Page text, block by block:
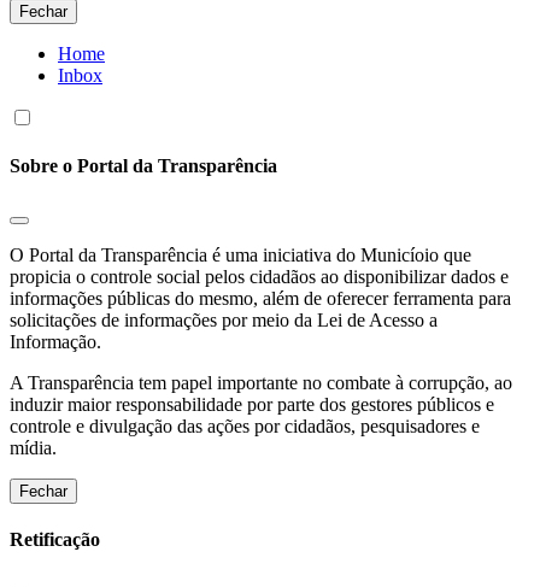
Fechar
Home
Inbox
Sobre o Portal da Transparência
O Portal da Transparência é uma iniciativa do Municíoio que
propicia o controle social pelos cidadãos ao disponibilizar dados e
informações públicas do mesmo, além de oferecer ferramenta para
solicitações de informações por meio da Lei de Acesso a
Informação.
A Transparência tem papel importante no combate à corrupção, ao
induzir maior responsabilidade por parte dos gestores públicos e
controle e divulgação das ações por cidadãos, pesquisadores e
mídia.
Fechar
Retificação